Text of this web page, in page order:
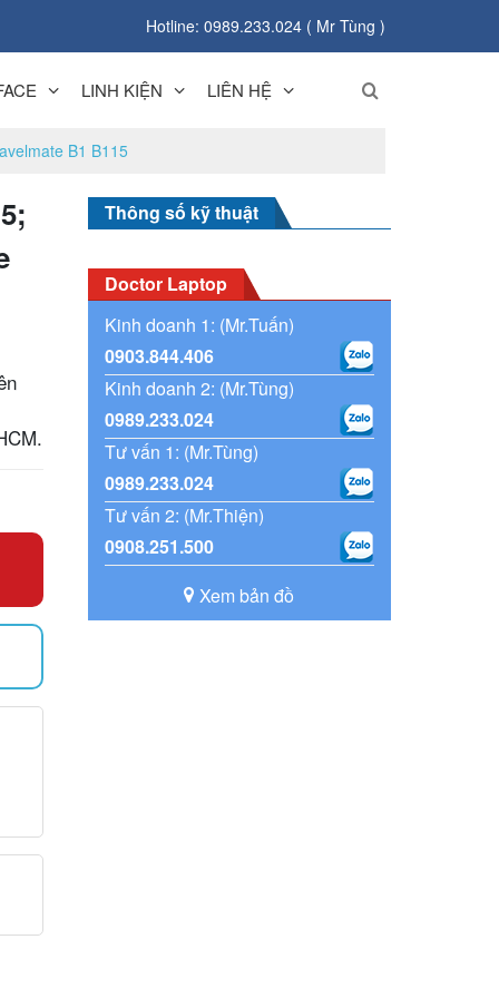
Hotline: 0989.233.024 ( Mr Tùng )
LINH KIỆN LIÊN HỆ
B1 B115
Thông số kỹ thuật
Doctor Laptop
Kinh doanh 1: (Mr.Tuấn)
0903.844.406
Kinh doanh 2: (Mr.Tùng)
0989.233.024
Tư vấn 1: (Mr.Tùng)
0989.233.024
Tư vấn 2: (Mr.Thiện)
0908.251.500
Xem bản đồ